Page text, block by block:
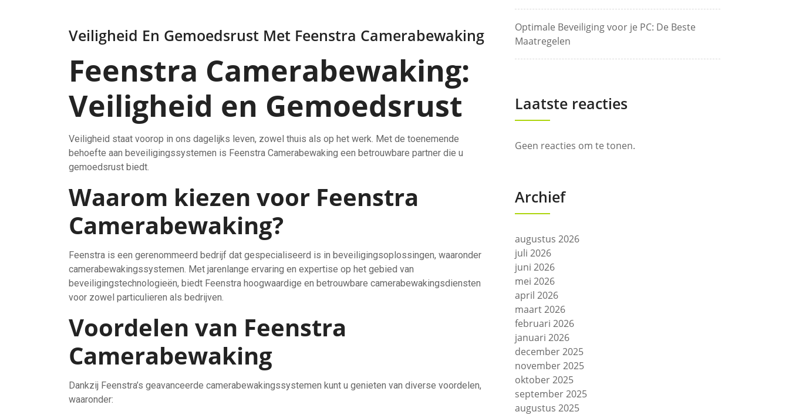
Veiligheid En Gemoedsrust Met Feenstra Camerabewaking
Feenstra Camerabewaking:
Veiligheid en Gemoedsrust
Veiligheid staat voorop in ons dagelijks leven, zowel thuis als op het werk. Met de toenemende
behoefte aan beveiligingssystemen is Feenstra Camerabewaking een betrouwbare partner die u
gemoedsrust biedt.
Waarom kiezen voor Feenstra
Camerabewaking?
Feenstra is een gerenommeerd bedrijf dat gespecialiseerd is in beveiligingsoplossingen, waaronder
camerabewakingssystemen. Met jarenlange ervaring en expertise op het gebied van
beveiligingstechnologieën, biedt Feenstra hoogwaardige en betrouwbare camerabewakingsdiensten
voor zowel particulieren als bedrijven.
Voordelen van Feenstra
Camerabewaking
Dankzij Feenstra’s geavanceerde camerabewakingssystemen kunt u genieten van diverse voordelen,
waaronder:
Optimale Beveiliging voor je PC: De Beste
Maatregelen
Laatste reacties
Geen reacties om te tonen.
Archief
augustus 2026
juli 2026
juni 2026
mei 2026
april 2026
maart 2026
februari 2026
januari 2026
december 2025
november 2025
oktober 2025
september 2025
augustus 2025